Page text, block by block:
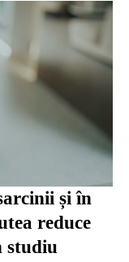
și în
reduce
studiu